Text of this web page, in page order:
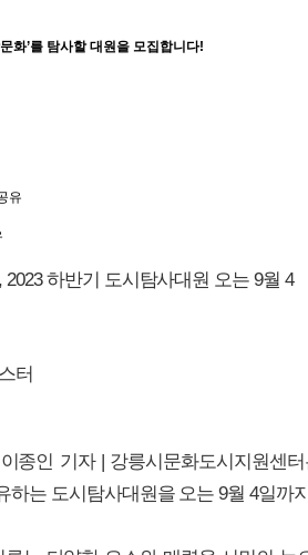
화’를 탐사할 대원을 모집합니다!
유
하반기 도시탐사대원 오는 9월 4
종인 기자 | 강릉시문화도시지원센
하는 도시탐사대원을 오는 9월 4일까